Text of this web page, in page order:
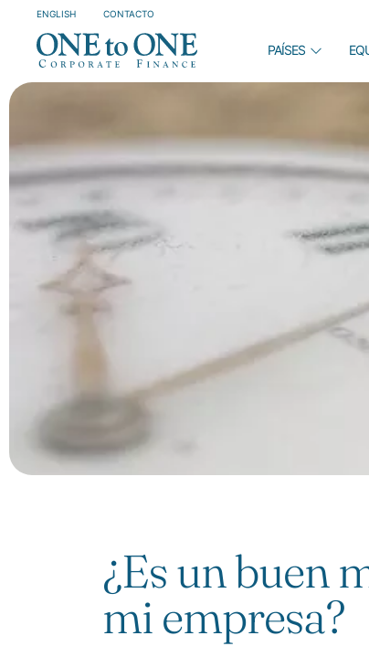
ENGLISH CONTACTO
PAÍSES
¿Es un buen
mi empresa?